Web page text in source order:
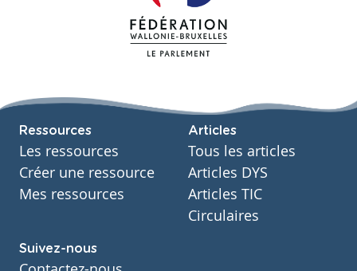
Ressources
Les ressources
Créer une ressource
Mes ressources
Articles
Tous les articles
Articles DYS
Articles TIC
Circulaires
Suivez-nous